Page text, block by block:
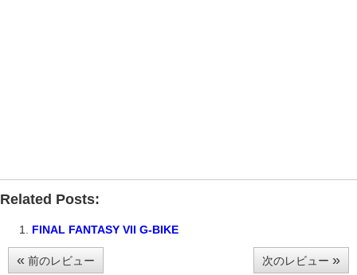
Related Posts:
FINAL FANTASY VII G-BIKE
« 前のレビュー 次のレビュー »